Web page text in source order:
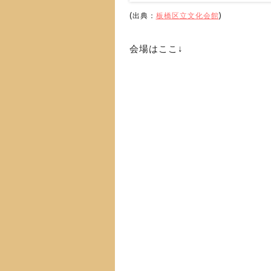
(出典： 板橋区立文化会館)
会場はここ↓